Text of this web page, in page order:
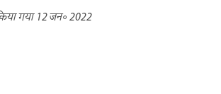
गया12 जन॰ 2022